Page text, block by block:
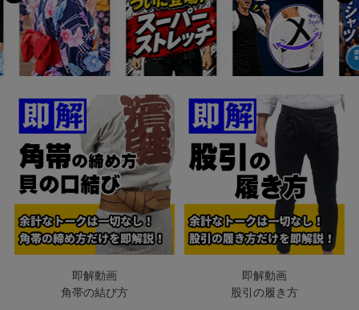
即解動画
角帯の結び方
即解動画
股引の履き方